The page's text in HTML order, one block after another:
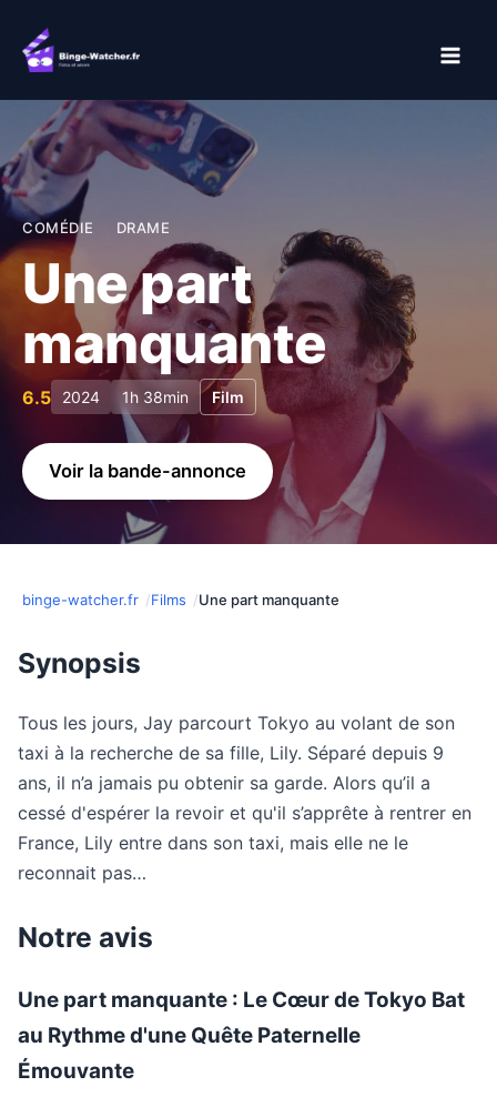
contenu
COMÉDIE DRAME
Une part
manquante
6.5 2024 1h 38min Film
Voir la bande-annonce
binge-watcher.fr Films Une part manquante
Synopsis
Tous les jours, Jay parcourt Tokyo au volant de son
taxi à la recherche de sa fille, Lily. Séparé depuis 9
ans, il n’a jamais pu obtenir sa garde. Alors qu’il a
cessé d'espérer la revoir et qu'il s’apprête à rentrer en
France, Lily entre dans son taxi, mais elle ne le
reconnait pas…
Notre avis
Une part manquante : Le Cœur de Tokyo Bat
au Rythme d'une Quête Paternelle
Émouvante